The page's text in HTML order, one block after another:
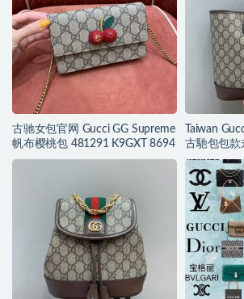
古驰女包官网 Gucci GG Supreme
帆布樱桃包 481291 K9GXT 8694
Taiwan
古馳包包款